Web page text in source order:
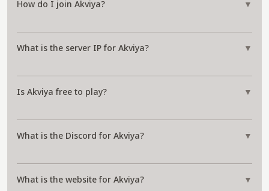
How do I join Akviya? ▼
What is the server IP for Akviya? ▼
Is Akviya free to play? ▼
What is the Discord for Akviya? ▼
What is the website for Akviya? ▼